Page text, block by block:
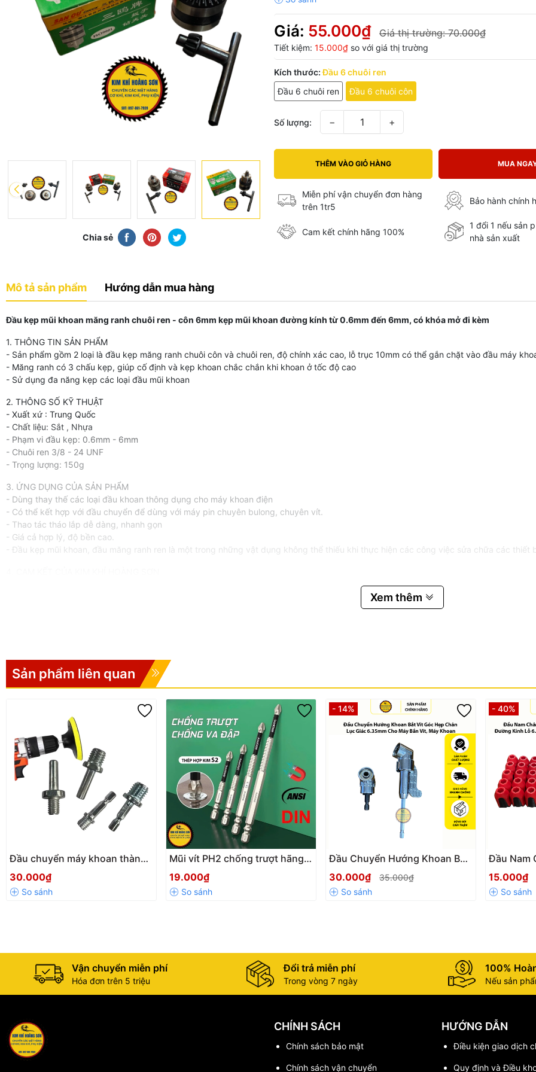
Chia sẻ
Giá: 55.000₫ Giá thị trường:70.000₫
Tiết kiệm: 15.000₫ so với giá thị trường
Kích thước:Đầu 6 chuôi ren
Đầu 6 chuôi ren
Đầu 6 chuôi côn
Số lượng: − +
THÊM VÀO GIỎ HÀNG MUA
Miễn phí vận chuyển đơn hàng
trên 1tr5
Bảo hành chính
Cam kết chính hãng 100%
1 đổi 1 nếu sản
nhà sản xuất
Mô tả sản phẩm Hướng dẫn mua hàng
Đầu kẹp mũi khoan măng ranh chuôi ren - côn 6mm kẹp mũi khoan đường kính từ 0.6mm đến 6mm, có khóa mở đi kèm
1. THÔNG TIN SẢN PHẨM
- Sản phẩm gồm 2 loại là đầu kẹp măng ranh chuôi côn và chuôi ren, độ chính xác cao, lỗ trục 10mm có thể gắn chặt vào đầu máy
- Măng ranh có 3 chấu kẹp, giúp cố định và kẹp khoan chắc chắn khi khoan ở tốc độ cao
- Sử dụng đa năng kẹp các loại đầu mũi khoan
2. THÔNG SỐ KỸ THUẬT
- Xuất xứ : Trung Quốc
- Chất liệu: Sắt , Nhựa
- Phạm vi đầu kẹp: 0.6mm - 6mm
- Chuôi ren 3/8 - 24 UNF
- Trọng lượng: 150g
3. ỨNG DỤNG CỦA SẢN PHẨM
- Dùng thay thế các loại đầu khoan thông dụng cho máy khoan điện
- Có thể kết hợp với đầu chuyển để dùng với máy pin chuyên bulong, chuyên vít.
- Thao tác tháo lắp dễ dàng, nhanh gọn
- Giá cả hợp lý, độ bền cao.
- Đầu kẹp mũi khoan, đầu măng ranh ren là một trong những vật dụng không thể thiếu khi thực hiện các công việc sửa chữa các
- Shop chỉ cung cấp sản phẩm chất lượng, 100% giống mô tả, đảm bảo mang đến cho khách hàng trải nghiệm tốt nhất về sản phẩm
KHÔNG BẢO HÀNH, ĐỔI TRẢ đối với các trường hợp sản phẩm bị rơi vỡ, nứt gãy... và các nguyên nhân khách quan do người dùng
#mangranh #daumangranh #daukep #phukienmaykhoan #mangranhren #daumangranh6 #daumangranhren #dauchuyendoi
#dauchuyenkepmuikhoan #kepmuikhoan6mm
Xem thêm
Sản phẩm liên quan
Đầu chuyển máy khoan thành
máy cắt mài ti gắn đĩa chà
nhám chuôi tròn 8mm, lục giác
6.3mm M10 - M14
30.000₫
Mũi vít PH2 chống trượt hãng
BROPPE chân lục giác 6.35mm,
Mũi bắn vít 1 đầu bake chữ
thập từ tính cao
19.000₫
- 14%
Đầu Chuyển Hướng Khoan Bắt
Vít Góc Hẹp Chân Lục Giác
6.35mm Cho Máy Bắn Vít, Máy
Khoan
30.000₫ 35.000₫
- 40%
Đầu Nam
Mũi Vít
Kính Lỗ
Chống
15.000₫
Vận chuyển miễn phí
Hóa đơn trên 5 triệu
Đổi trả miễn phí
Trong vòng 7 ngày
100%
Nếu sản
CHÍNH SÁCH
Chính sách bảo mật
Chính sách vận chuyển
HƯỚNG DẪN
Điều kiện giao dịch
Quy định và Điều